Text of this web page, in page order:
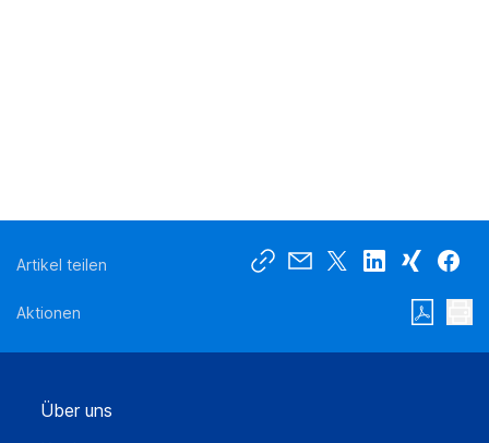
Über uns
Artikel teilen
Aktionen